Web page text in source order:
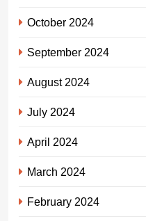
October 2024
September 2024
August 2024
July 2024
April 2024
March 2024
February 2024